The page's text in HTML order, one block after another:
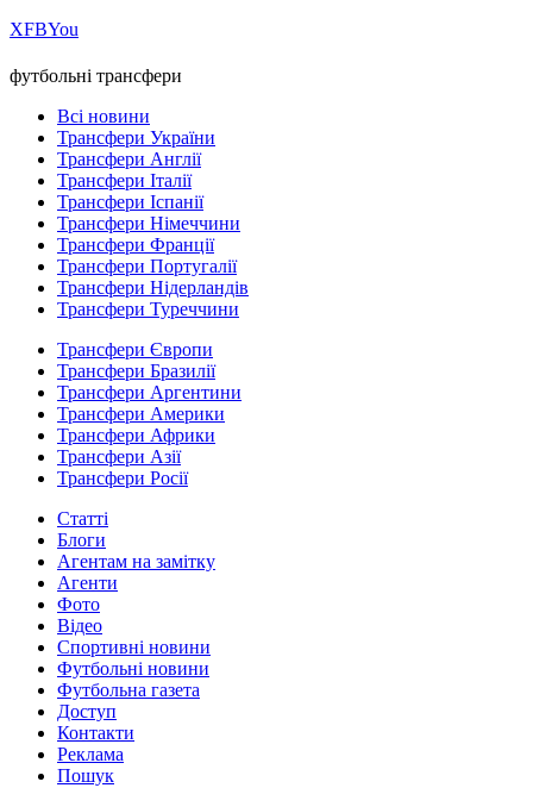
ХFBYou
футбольні трансфери
Всі новини
Трансфери України
Трансфери Англії
Трансфери Італії
Трансфери Іспанії
Трансфери Німеччини
Трансфери Франції
Трансфери Португалії
Трансфери Нідерландів
Трансфери Туреччини
Трансфери Європи
Трансфери Бразилії
Трансфери Аргентини
Трансфери Америки
Трансфери Африки
Трансфери Азії
Трансфери Росії
Статті
Блоги
Агентам на замітку
Агенти
Фото
Відео
Спортивні новини
Футбольні новини
Футбольна газета
Доступ
Контакти
Реклама
Пошук